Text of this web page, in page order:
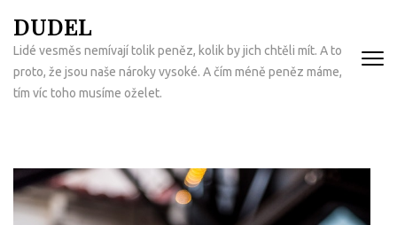
na
obsah
(Enter)
DUDEL
Lidé vesměs nemívají tolik peněz, kolik by jich chtěli mít. A to
proto, že jsou naše nároky vysoké. A čím méně peněz máme,
tím víc toho musíme oželet.